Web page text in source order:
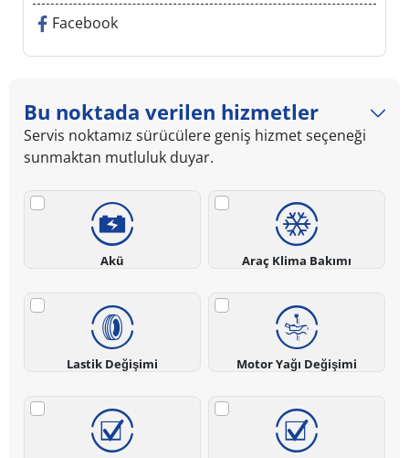
Facebook
Bu noktada verilen hizmetler
Servis noktamız sürücülere geniş hizmet seçeneği
sunmaktan mutluluk duyar.
Akü Araç Klima Bakımı
Lastik Değişimi Motor Yağı Değişimi